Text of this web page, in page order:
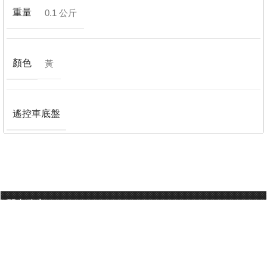
重量 0.1 公斤
顏色 黃
遙控車底盤